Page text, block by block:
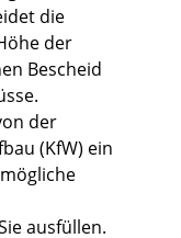
die
der
Bescheid
der
(KfW) ein
ausfüllen.